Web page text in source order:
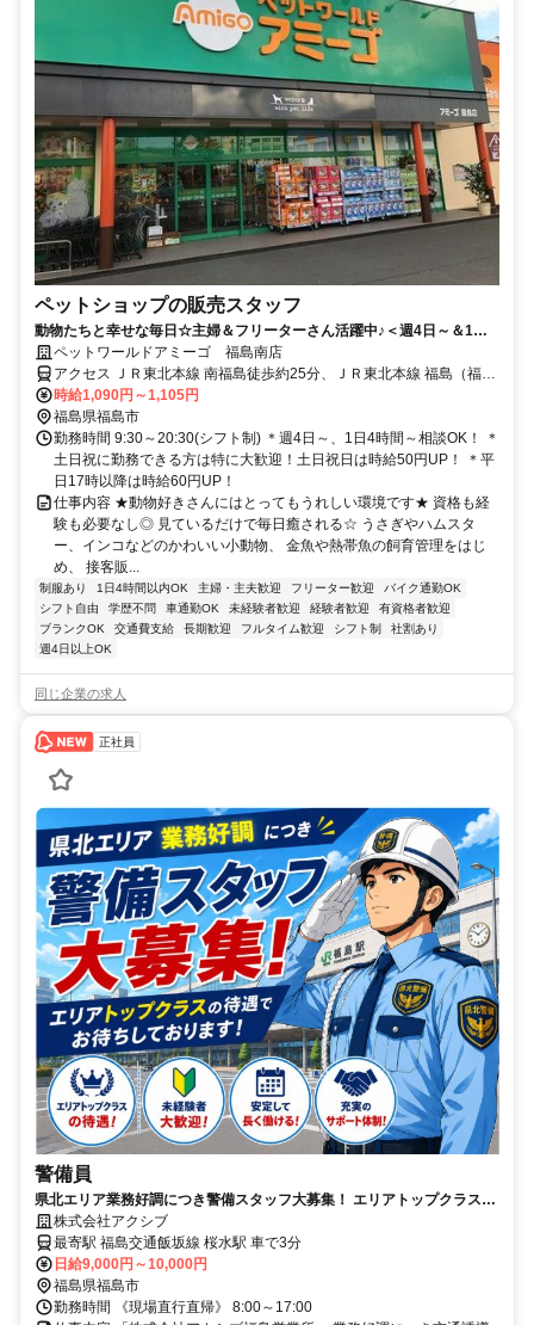
ペットショップの販売スタッフ
動物たちと幸せな毎日☆主婦＆フリーターさん活躍中♪＜週4日～＆1日4
時間～シフト相談OK＞
ペットワールドアミーゴ 福島南店
アクセス ＪＲ東北本線 南福島徒歩約25分、ＪＲ東北本線 福島（福島
県）東口(JR)徒歩約30分、福島交通飯坂線 曽根田徒歩約39分 南福島
駅より車で6分
時給1,090円～1,105円
福島県福島市
勤務時間 9:30～20:30(シフト制) ＊週4日～、1日4時間～相談OK！ ＊
土日祝に勤務できる方は特に大歓迎！土日祝日は時給50円UP！ ＊平
日17時以降は時給60円UP！
仕事内容 ★動物好きさんにはとってもうれしい環境です★ 資格も経
験も必要なし◎ 見ているだけで毎日癒される☆ うさぎやハムスタ
ー、インコなどのかわいい小動物、 金魚や熱帯魚の飼育管理をはじ
め、 接客販...
制服あり 1日4時間以内OK 主婦・主夫歓迎 フリーター歓迎
バイク通勤OK
シフト自由
学歴不問 車通勤OK 未経験者歓迎 経験者歓迎
有資格者歓迎
ブランクOK
交通費支給 長期歓迎 フルタイム歓迎 シフト制
社割あり
週4日以上OK
同じ企業の求人
正社員
警備員
県北エリア業務好調につき警備スタッフ大募集！ エリアトップクラスの
待遇でお待ちしております！
株式会社アクシブ
最寄駅 福島交通飯坂線 桜水駅 車で3分
日給9,000円～10,000円
福島県福島市
勤務時間 《現場直行直帰》 8:00～17:00